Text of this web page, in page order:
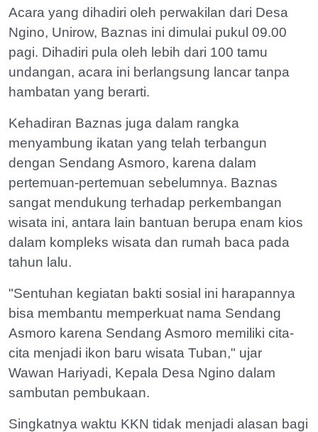
Acara yang dihadiri oleh perwakilan dari Desa
Ngino, Unirow, Baznas ini dimulai pukul 09.00
pagi. Dihadiri pula oleh lebih dari 100 tamu
undangan, acara ini berlangsung lancar tanpa
hambatan yang berarti.
Kehadiran Baznas juga dalam rangka
menyambung ikatan yang telah terbangun
dengan Sendang Asmoro, karena dalam
pertemuan-pertemuan sebelumnya. Baznas
sangat mendukung terhadap perkembangan
wisata ini, antara lain bantuan berupa enam kios
dalam kompleks wisata dan rumah baca pada
tahun lalu.
"Sentuhan kegiatan bakti sosial ini harapannya
bisa membantu memperkuat nama Sendang
Asmoro karena Sendang Asmoro memiliki cita-
cita menjadi ikon baru wisata Tuban," ujar
Wawan Hariyadi, Kepala Desa Ngino dalam
sambutan pembukaan.
Singkatnya waktu KKN tidak menjadi alasan bagi